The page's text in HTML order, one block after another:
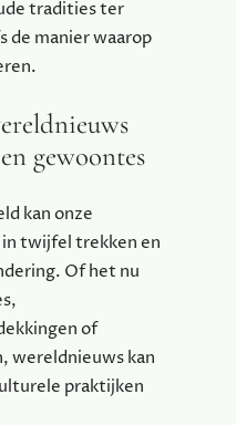
tradities ter
de manier waarop
gewoontes
kan onze
twijfel trekken en
Of het nu
of
wereldnieuws kan
praktijken